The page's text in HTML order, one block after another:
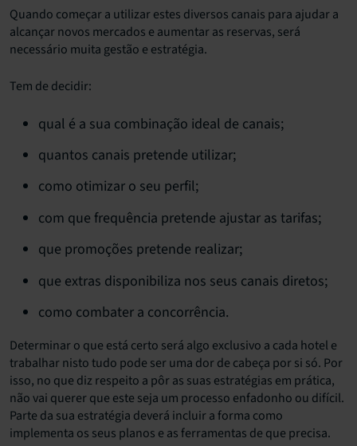
Quando começar a utilizar estes diversos canais para ajudar a
alcançar novos mercados e aumentar as reservas, será
necessário muita gestão e estratégia.
Tem de decidir:
qual é a sua combinação ideal de canais;
quantos canais pretende utilizar;
como otimizar o seu perfil;
com que frequência pretende ajustar as tarifas;
que promoções pretende realizar;
que extras disponibiliza nos seus canais diretos;
como combater a concorrência.
Determinar o que está certo será algo exclusivo a cada hotel e
trabalhar nisto tudo pode ser uma dor de cabeça por si só. Por
isso, no que diz respeito a pôr as suas estratégias em prática,
não vai querer que este seja um processo enfadonho ou difícil.
Parte da sua estratégia deverá incluir a forma como
implementa os seus planos e as ferramentas de que precisa.